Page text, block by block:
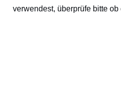
verwendest, überprüfe bitte